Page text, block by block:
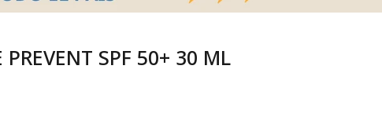
SPF 50+ 30 ML